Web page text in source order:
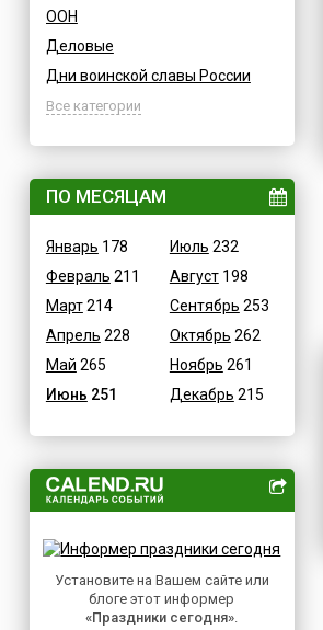
Венгрия
Вьетнам
Германия
Греция
Египет
Израиль
Индия
Иордания
Ирак
Иран
Ирландия
Исландия
Италия
Казахстан
Камерун
Канада
ООН
Деловые
Дни воинской славы России
Армейские
Водные
Детские
В честь икон
Дни памяти святых
Конституционные
Культурные
Масс-медийные
Независимые
Природные
Медицинские
Посты
Все категории
ПО МЕСЯЦАМ
Январь 178
Февраль 211
Март214
Апрель 228
Май 265
Июнь 251
Июль 232
Август198
Сентябрь 253
Октябрь 262
Ноябрь 261
Декабрь 215
Установите на Вашем сайте или
блоге этот информер
«Праздники сегодня».